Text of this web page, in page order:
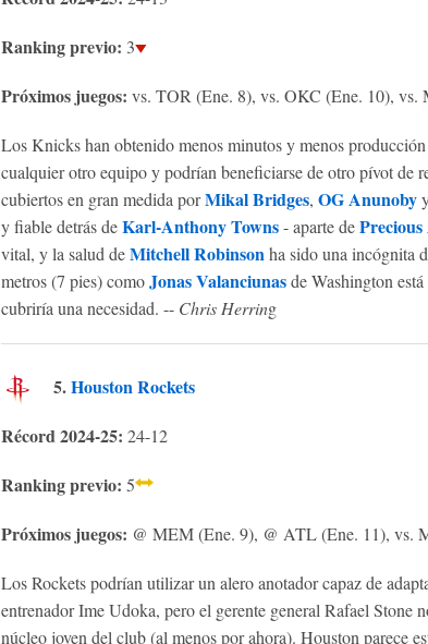
Ranking previo: 3
Próximos juegos: vs. TOR (Ene. 8), vs. OKC (Ene. 10),
Los Knicks han obtenido menos minutos y menos
cualquier otro equipo y podrían beneficiarse de otro pívot de
cubiertos en gran medida porMikal Bridges, OG Anunoby
y fiable detrás deKarl-Anthony Towns- aparte de
vital, y la salud deMitchell Robinsonha sido una incógnita
metros (7 pies) comoJonas Valanciunasde Washington está
cubriría una necesidad. --Chris Herring
5.Houston Rockets
Récord 2024-25: 24-12
Ranking previo: 5
Próximos juegos: @ MEM (Ene. 9), @ ATL (Ene. 11), vs.
Los Rockets podrían utilizar un alero anotador capaz de
entrenador Ime Udoka, pero el gerente general Rafael Stone
núcleo joven del club (al menos por ahora). Houston parece